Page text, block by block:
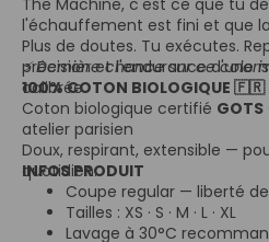
The Machine, c'est ce que tu
l'échauffement est fini et que
Plus de doutes. Tu exécutes.
précision et l'endurance d'une
calibrée.
⚡ Dernière chance sur ce
100% COTON BIOLOGIQUE 🇫🇷
Coton biologique certifié GOTS
atelier parisien
Doux, respirant, extensible —
quotidien.
INFOS PRODUIT
Coupe regular — liberté
Tailles : XS · S · M · L · XL
Lavage à 30°C